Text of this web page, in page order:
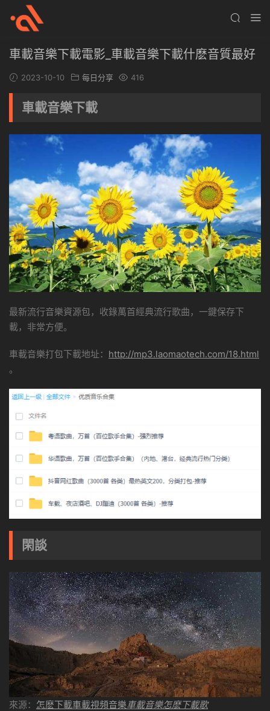
車載音樂下載電影_車載音樂下載什麽音質最好
2023-10-10 每日分享 416
車載音樂下載
最新流行音樂資源包，收錄萬首經典流行歌曲，一鍵保存下
載，非常方便。
車載音樂打包下載地址： http://mp3.laomaotech.com/18.html
。
閑談
來源： 怎麽下載車載視頻音樂車載音樂怎麽下載歌